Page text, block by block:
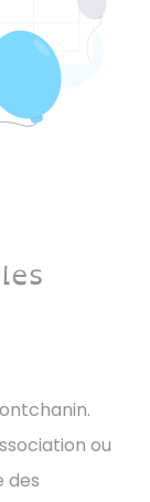
ou
des